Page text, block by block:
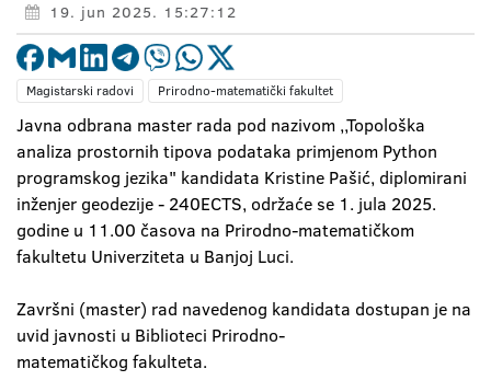
19. jun 2025. 15:27:12
Magistarski radovi Prirodno-matematički fakultet
Javna odbrana master rada pod nazivom ,,Topološka
analiza prostornih tipova podataka primjenom Python
programskog jezika" kandidata Kristine Pašić, diplomirani
inženjer geodezije - 240ECTS, održaće se 1. jula 2025.
godine u 11.00 časova na Prirodno-matematičkom
fakultetu Univerziteta u Banjoj Luci.
Završni (master) rad navedenog kandidata dostupan je na
uvid javnosti u Biblioteci Prirodno-
matematičkog fakulteta.